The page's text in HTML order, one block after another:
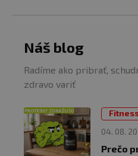
Náš blog
Radíme ako pribrať,
zdravo variť
04. 08.
Prečo